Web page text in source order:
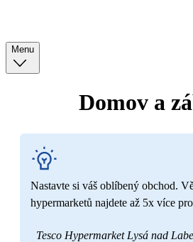
Menu
Domov a
Nastavte si váš oblíbený obchod.
hypermarketů najdete až 5x více
Tesco Hypermarket Lysá nad